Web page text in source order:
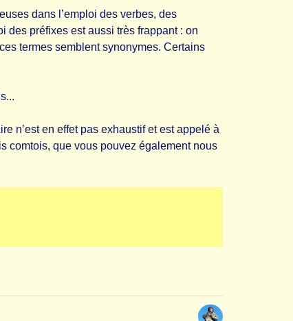
dans l’emploi des verbes, des
des préfixes est aussi très frappant : on
termes semblent synonymes. Certains
n’est en effet pas exhaustif et est appelé à
comtois, que vous pouvez également nous